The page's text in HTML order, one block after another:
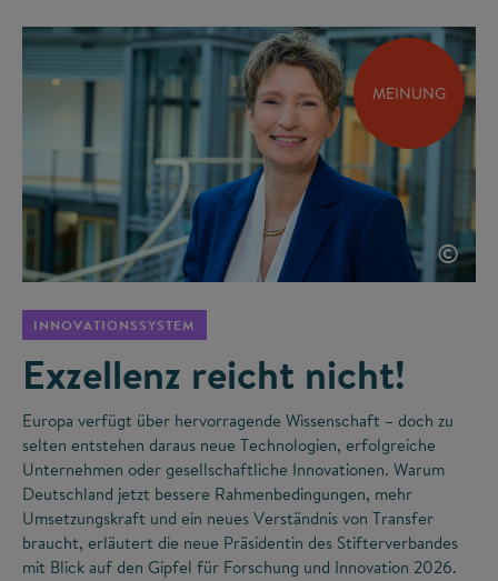
MEINUNG
©
INNOVATIONSSYSTEM
Exzellenz reicht nicht!
Europa verfügt über hervorragende Wissenschaft – doch zu
selten entstehen daraus neue Technologien, erfolgreiche
Unternehmen oder gesellschaftliche Innovationen. Warum
Deutschland jetzt bessere Rahmenbedingungen, mehr
Umsetzungskraft und ein neues Verständnis von Transfer
braucht, erläutert die neue Präsidentin des Stifterverbandes
mit Blick auf den Gipfel für Forschung und Innovation 2026.